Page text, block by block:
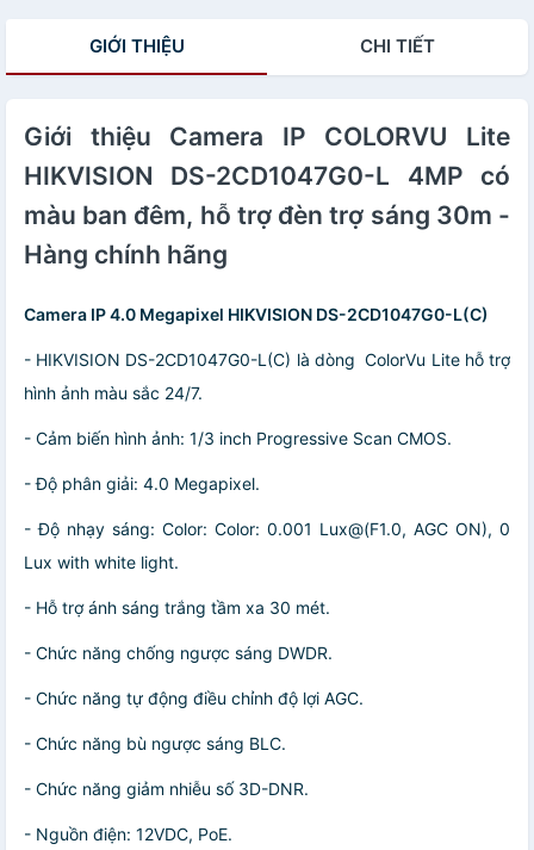
GIỚI THIỆU CHI TIẾT
Giới thiệu Camera IP COLORVU Lite
HIKVISION DS-2CD1047G0-L 4MP có
màu ban đêm, hỗ trợ đèn trợ sáng 30m -
Hàng chính hãng
Camera IP 4.0 Megapixel HIKVISION DS-2CD1047G0-L(C)
- HIKVISION DS-2CD1047G0-L(C) là dòng ColorVu Lite hỗ trợ
hình ảnh màu sắc 24/7.
- Cảm biến hình ảnh: 1/3 inch Progressive Scan CMOS.
- Độ phân giải: 4.0 Megapixel.
- Độ nhạy sáng: Color: Color: 0.001 Lux@(F1.0, AGC ON), 0
Lux with white light.
- Hỗ trợ ánh sáng trắng tầm xa 30 mét.
- Chức năng chống ngược sáng DWDR.
- Chức năng tự động điều chỉnh độ lợi AGC.
- Chức năng bù ngược sáng BLC.
- Chức năng giảm nhiễu số 3D-DNR.
- Nguồn điện: 12VDC, PoE.